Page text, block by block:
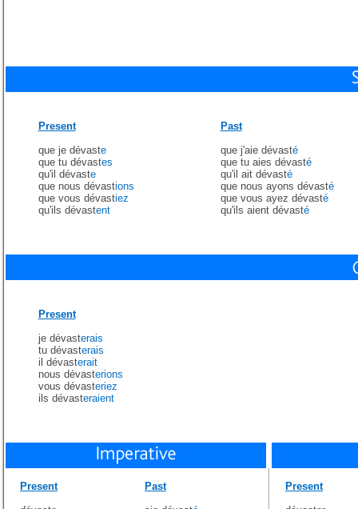
Present
que je dévaste
que tu dévastes
qu'il dévaste
que nous dévastions
que vous dévastiez
qu'ils dévastent
Past
que j'aie dévasté
que tu aies dévasté
qu'il ait dévasté
que nous ayons dévasté
que vous ayez dévasté
qu'ils aient dévasté
Present
je dévasterais
tu dévasterais
il dévasterait
nous dévasterions
vous dévasteriez
ils dévasteraient
Present
Past
Present